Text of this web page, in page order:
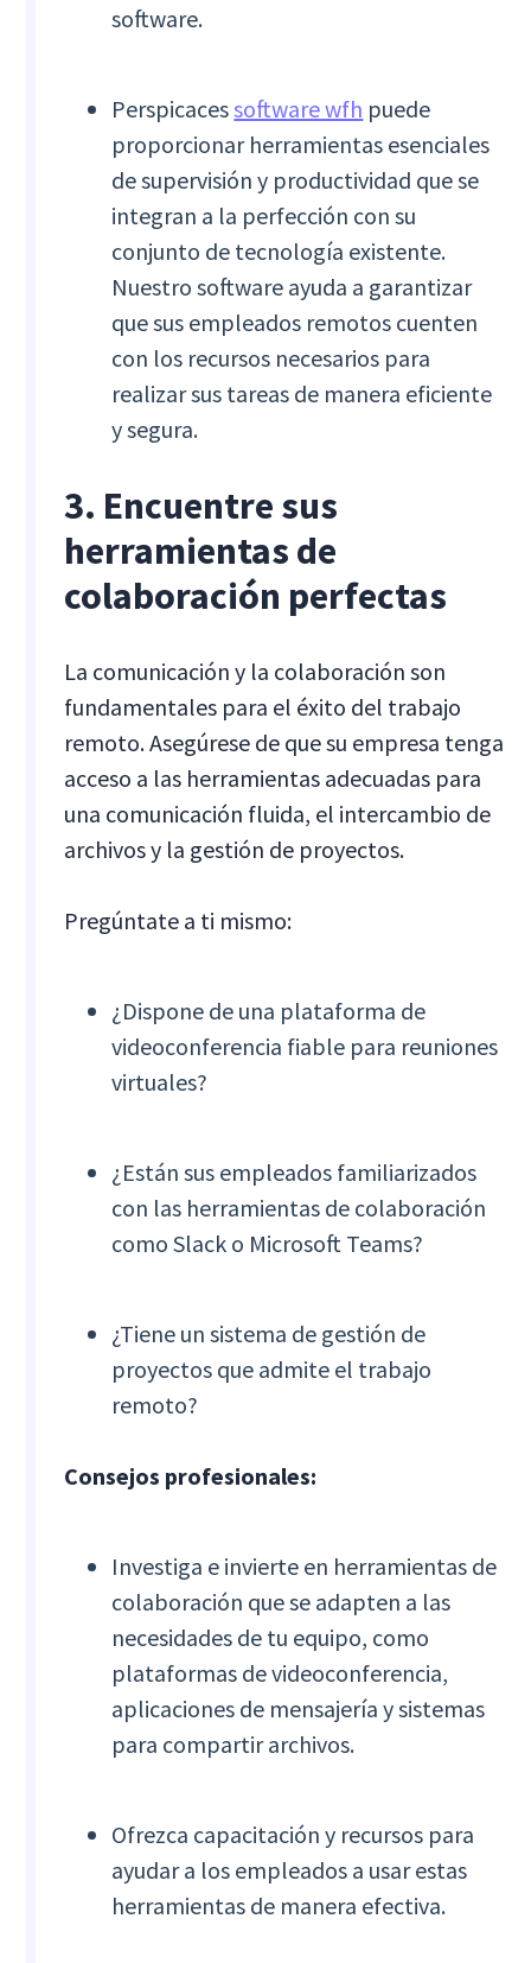
software.
Perspicacessoftware wfh puede
proporcionar herramientas esenciales
de supervisión y productividad que se
integran a la perfección con su
conjunto de tecnología existente.
Nuestro software ayuda a garantizar
que sus empleados remotos cuenten
con los recursos necesarios para
realizar sus tareas de manera eficiente
y segura.
3. Encuentre sus
herramientas de
colaboración perfectas
La comunicación y la colaboración son
fundamentales para el éxito del trabajo
remoto. Asegúrese de que su empresa tenga
acceso a las herramientas adecuadas para
una comunicación fluida, el intercambio de
archivos y la gestión de proyectos.
Pregúntate a ti mismo:
¿Dispone de una plataforma de
videoconferencia fiable para reuniones
virtuales?
¿Están sus empleados familiarizados
con las herramientas de colaboración
como Slack o Microsoft Teams?
¿Tiene un sistema de gestión de
proyectos que admite el trabajo
remoto?
Consejos profesionales:
Investiga e invierte en herramientas de
colaboración que se adapten a las
necesidades de tu equipo, como
plataformas de videoconferencia,
aplicaciones de mensajería y sistemas
para compartir archivos.
Ofrezca capacitación y recursos para
ayudar a los empleados a usar estas
herramientas de manera efectiva.